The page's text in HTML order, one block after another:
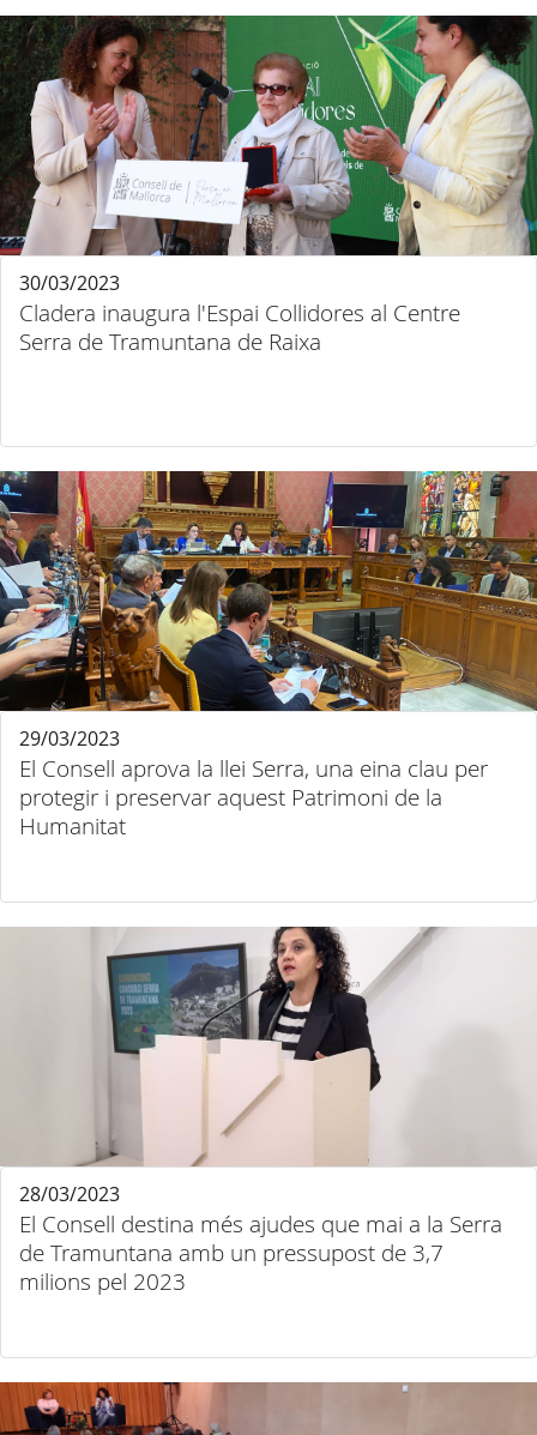
Cladera inaugura l'Espai Collidores al Centre
Serra de Tramuntana de Raixa
30/03/2023
El Consell aprova la llei Serra, una eina clau per
protegir i preservar aquest Patrimoni de la
Humanitat
29/03/2023
El Consell destina més ajudes que mai a la Serra
de Tramuntana amb un pressupost de 3,7
milions pel 2023
28/03/2023